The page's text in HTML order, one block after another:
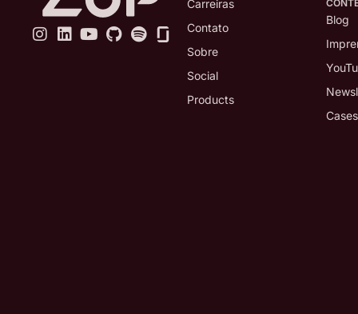
Carreiras
Contato
Sobre
Social
Products
Blog
Cases